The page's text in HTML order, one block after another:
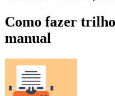
Como fazer
manual